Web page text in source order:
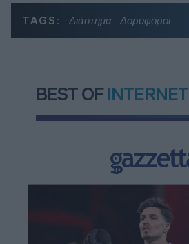
TAGS: Διάστημα Δορυφόροι
BEST OF INTERNET